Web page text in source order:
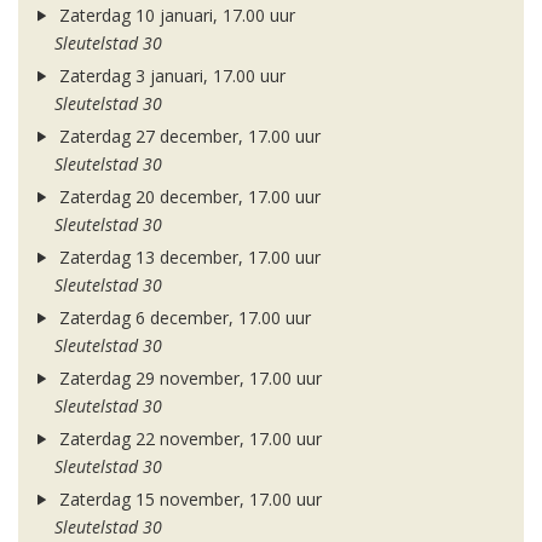
Zaterdag 10 januari, 17.00 uur
Sleutelstad 30
Zaterdag 3 januari, 17.00 uur
Sleutelstad 30
Zaterdag 27 december, 17.00 uur
Sleutelstad 30
Zaterdag 20 december, 17.00 uur
Sleutelstad 30
Zaterdag 13 december, 17.00 uur
Sleutelstad 30
Zaterdag 6 december, 17.00 uur
Sleutelstad 30
Zaterdag 29 november, 17.00 uur
Sleutelstad 30
Zaterdag 22 november, 17.00 uur
Sleutelstad 30
Zaterdag 15 november, 17.00 uur
Sleutelstad 30